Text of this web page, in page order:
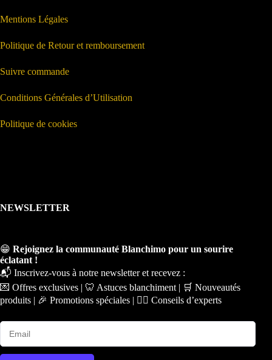
Mentions Légales
Politique de Retour et remboursement
Suivre commande
Conditions Générales d’Utilisation
Politique de cookies
NEWSLETTER
😁 Rejoignez la communauté Blanchimo pour un sourire
éclatant !
📬 Inscrivez-vous à notre newsletter et recevez :
💌 Offres exclusives | 🦷 Astuces blanchiment | 🛒 Nouveautés
produits | 🎉 Promotions spéciales | 🧑‍⚕️ Conseils d’experts